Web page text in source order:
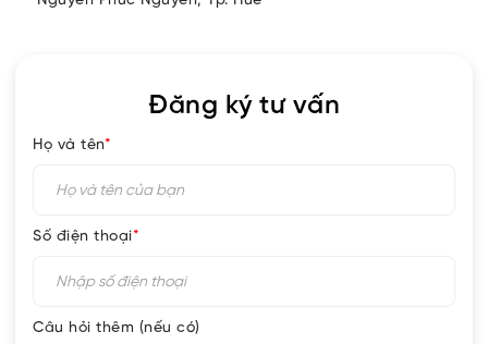
Đăng ký tư vấn
Họ và tên*
Số điện thoại*
Câu hỏi thêm (nếu có)